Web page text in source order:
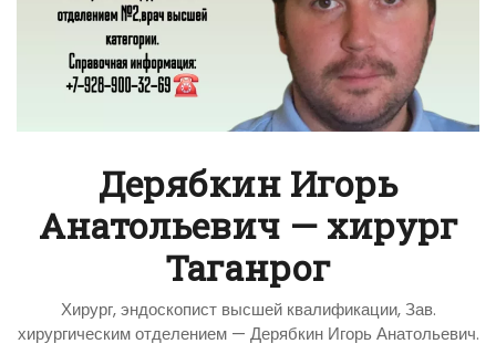
Дерябкин Игорь
Анатольевич — хирург
Таганрог
Хирург, эндоскопист высшей квалификации, Зав.
хирургическим отделением — Дерябкин Игорь Анатольевич.